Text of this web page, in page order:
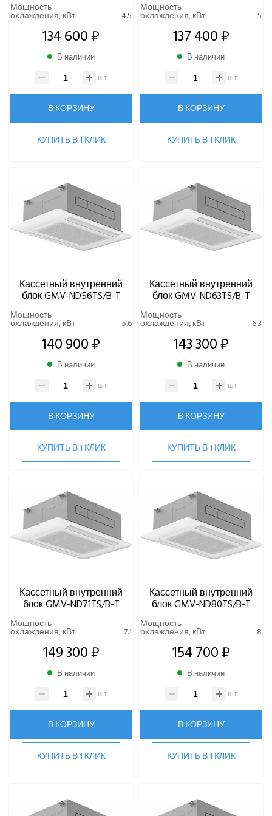
КОМПРЕССОРНО-КОНДЕНСАТОРНЫЕ БЛОКИ
Мощность
охлаждения, кВт 4.5
134 600 ₽
В наличии
шт
В КОРЗИНУ
КУПИТЬ В 1 КЛИК
Мощность
охлаждения, кВт 5
137 400 ₽
В наличии
шт
В КОРЗИНУ
КУПИТЬ В 1 КЛИК
Кассетный внутренний
блок GMV-ND56TS/B-T
Мощность
охлаждения, кВт 5.6
140 900 ₽
В наличии
шт
В КОРЗИНУ
КУПИТЬ В 1 КЛИК
Кассетный внутренний
блок GMV-ND63TS/B-T
Мощность
охлаждения, кВт 6.3
143 300 ₽
В наличии
шт
В КОРЗИНУ
КУПИТЬ В 1 КЛИК
Кассетный внутренний
блок GMV-ND71TS/B-T
Мощность
охлаждения, кВт 7.1
149 300 ₽
В наличии
шт
В КОРЗИНУ
КУПИТЬ В 1 КЛИК
Кассетный внутренний
блок GMV-ND80TS/B-T
Мощность
охлаждения, кВт 8
154 700 ₽
В наличии
шт
В КОРЗИНУ
КУПИТЬ В 1 КЛИК